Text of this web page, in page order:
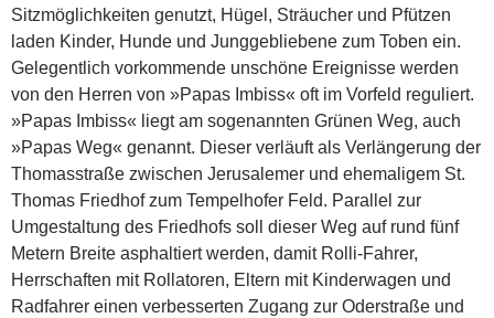
Sitzmöglichkeiten genutzt, Hügel, Sträucher und Pfützen
laden Kinder, Hunde und Junggebliebene zum Toben ein.
Gelegentlich vorkommende unschöne Ereignisse werden
von den Herren von »Papas Imbiss« oft im Vorfeld reguliert.
»Papas Imbiss« liegt am sogenannten Grünen Weg, auch
»Papas Weg« genannt. Dieser verläuft als Verlängerung der
Thomasstraße zwischen Jerusalemer und ehemaligem St.
Thomas Friedhof zum Tempelhofer Feld. Para­llel zur
Umgestaltung des Friedhofs soll dieser Weg auf rund fünf
Metern Breite asphaltiert werden, damit Rolli-Fahrer,
Herrschaften mit Rollatoren, Eltern mit Kinderwagen und
Radfahrer einen verbesserten Zugang zur Oderstraße und